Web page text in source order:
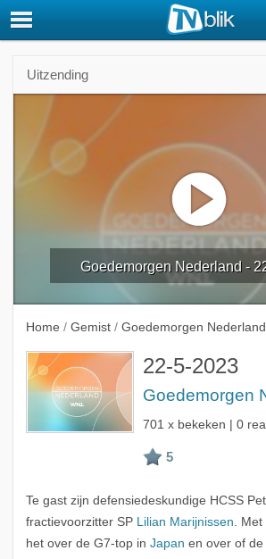
Uitzending
Goedemorgen Nederland -
Home / Gemist / Goedemorgen Nederland
22-5-2023
Goedemorgen
701 x bekeken | 0
Te gast zijn defensiedeskundige HCSS
fractievoorzitter SP Lilian Marijnissen. Met
het over de G7-top in Japan en over of